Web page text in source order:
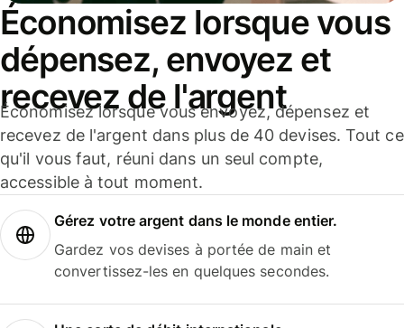
Économisez lorsque vous
dépensez, envoyez et
recevez de l'argent
Économisez lorsque vous envoyez, dépensez et
recevez de l'argent dans plus de 40 devises. Tout ce
qu'il vous faut, réuni dans un seul compte,
accessible à tout moment.
Gérez votre argent dans le monde entier.
Gardez vos devises à portée de main et
convertissez-les en quelques secondes.